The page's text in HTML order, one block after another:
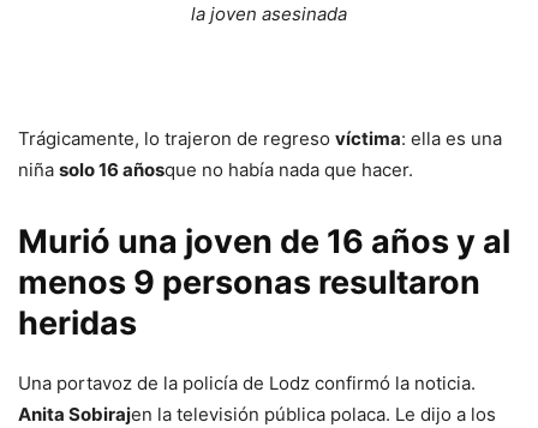
la joven asesinada
Trágicamente, lo trajeron de regreso víctima: ella es una
niña solo 16 añosque no había nada que hacer.
Murió una joven de 16 años y al
menos 9 personas resultaron
heridas
Una portavoz de la policía de Lodz confirmó la noticia.
Anita Sobirajen la televisión pública polaca. Le dijo a los